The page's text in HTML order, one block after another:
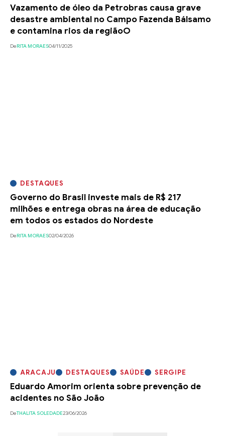
Vazamento de óleo da Petrobras causa grave
desastre ambiental no Campo Fazenda Bálsamo
e contamina rios da regiãoO
DeRITA MORAES04/11/2025
DESTAQUES
Governo do Brasil investe mais de R$ 217
milhões e entrega obras na área de educação
em todos os estados do Nordeste
DeRITA MORAES02/04/2026
ARACAJU DESTAQUES SAÚDE SERGIPE
Eduardo Amorim orienta sobre prevenção de
acidentes no São João
DeTHALITA SOLEDADE23/06/2026